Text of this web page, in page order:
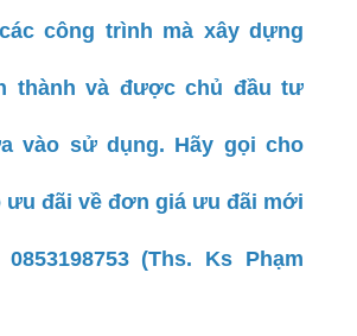
công trình mà xây dựng
thành và được chủ đầu tư
vào sử dụng. Hãy gọi cho
ưu đãi về đơn giá ưu đãi mới
(Ths. Ks Phạm